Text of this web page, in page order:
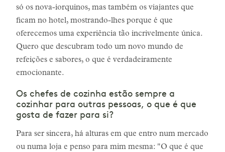
só os nova-iorquinos, mas também os viajantes que
ficam no hotel, mostrando-lhes porque é que
oferecemos uma experiência tão incrivelmente única.
Quero que descubram todo um novo mundo de
refeições e sabores, o que é verdadeiramente
emocionante.
Os chefes de cozinha estão sempre a
cozinhar para outras pessoas, o que é que
gosta de fazer para si?
Para ser sincera, há alturas em que entro num mercado
ou numa loja e penso para mim mesma: "O que é que